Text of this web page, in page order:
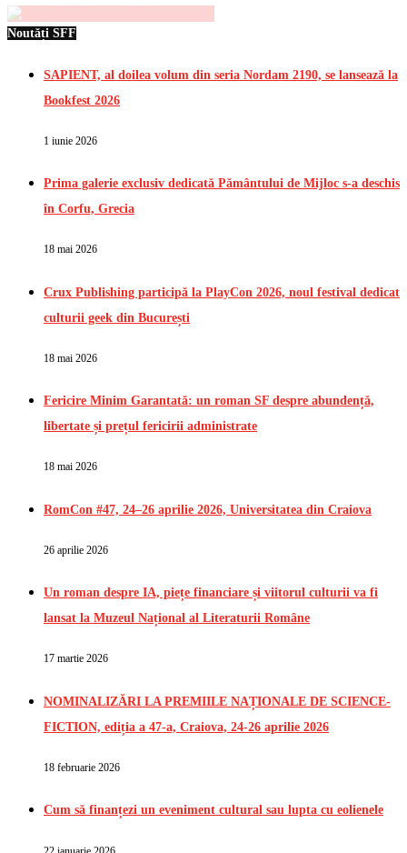
Noutăți SFF
SAPIENT, al doilea volum din seria Nordam 2190, se lansează la
Bookfest 2026
1 iunie 2026
Prima galerie exclusiv dedicată Pământului de Mijloc s-a deschis
în Corfu, Grecia
18 mai 2026
Crux Publishing participă la PlayCon 2026, noul festival dedicat
culturii geek din București
18 mai 2026
Fericire Minim Garantată: un roman SF despre abundență,
libertate și prețul fericirii administrate
18 mai 2026
RomCon #47, 24–26 aprilie 2026, Universitatea din Craiova
26 aprilie 2026
Un roman despre IA, piețe financiare și viitorul culturii va fi
lansat la Muzeul Național al Literaturii Române
17 martie 2026
NOMINALIZĂRI LA PREMIILE NAȚIONALE DE SCIENCE-
FICTION, ediția a 47-a, Craiova, 24-26 aprilie 2026
18 februarie 2026
Cum să finanțezi un eveniment cultural sau lupta cu eolienele